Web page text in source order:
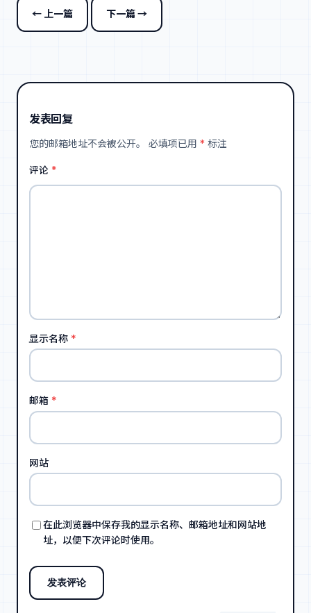
← 上一篇 下一篇 →
发表回复
您的邮箱地址不会被公开。 必填项已用 * 标注
评论 *
显示名称 *
邮箱 *
网站
在此浏览器中保存我的显示名称、邮箱地址和网站地
址，以便下次评论时使用。